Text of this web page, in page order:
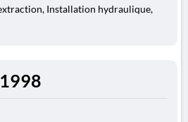
Installation hydraulique,